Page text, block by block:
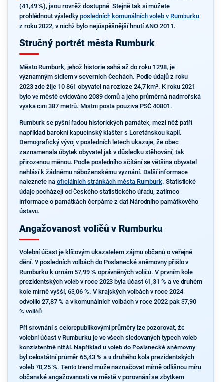
(41,49 %), jsou rovněž dostupné. Stejně tak si můžete
prohlédnout výsledky posledních komunálních voleb v Rumburku
z roku 2022, v nichž bylo nejúspěšnější hnutí ANO 2011.
Stručný portrét města Rumburk
Město Rumburk, jehož historie sahá až do roku 1298, je
významným sídlem v severních Čechách. Podle údajů z roku
2023 zde žije 10 861 obyvatel na rozloze 24,7 km². K roku 2021
bylo ve městě evidováno 2089 domů a jeho průměrná nadmořská
výška činí 387 metrů. Místní pošta používá PSČ 40801.
Rumburk se pyšní řadou historických památek, mezi něž patří
například barokní kapucínský klášter s Loretánskou kaplí.
Demografický vývoj v posledních letech ukazuje, že obec
zaznamenala úbytek obyvatel jak v důsledku stěhování, tak
přirozenou měnou. Podle posledního sčítání se většina obyvatel
nehlásí k žádnému náboženskému vyznání. Další informace
naleznete na oficiálních stránkách města Rumburk. Statistické
údaje pocházejí od Českého statistického úřadu, zatímco
informace o památkách čerpáme z dat Národního památkového
ústavu.
Angažovanost voličů v Rumburku
Volební účast je klíčovým ukazatelem zájmu občanů o veřejné
dění. V posledních volbách do Poslanecké sněmovny přišlo v
Rumburku k urnám 57,99 % oprávněných voličů. V prvním kole
prezidentských voleb v roce 2023 byla účast 61,31 % a ve druhém
kole mírně vyšší, 63,06 %. V krajských volbách v roce 2024
odvolilo 27,87 % a v komunálních volbách v roce 2022 pak 37,90
% voličů.
Při srovnání s celorepublikovými průměry lze pozorovat, že
volební účast v Rumburku je ve všech sledovaných typech voleb
konzistentně nižší. Například u voleb do Poslanecké sněmovny
byl celostátní průměr 65,43 % a u druhého kola prezidentských
voleb 70,25 %. Tento trend může naznačovat mírně odlišnou míru
občanské angažovanosti ve městě v porovnání se zbytkem